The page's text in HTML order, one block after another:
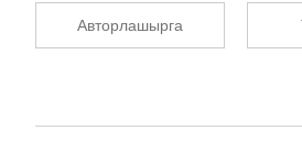
Авторлашырга